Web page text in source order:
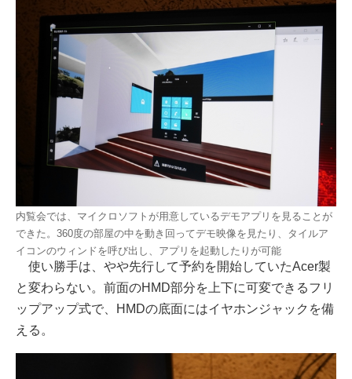
内覧会では、マイクロソフトが用意しているデモアプリを見ることが
できた。360度の部屋の中を動き回ってデモ映像を見たり、タイルア
イコンのウィンドを呼び出し、アプリを起動したりが可能
使い勝手は、やや先行して予約を開始していたAcer製
と変わらない。前面のHMD部分を上下に可変できるフリ
ップアップ式で、HMDの底面にはイヤホンジャックを備
える。